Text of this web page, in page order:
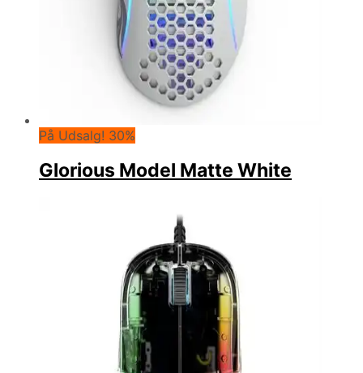
På Udsalg! 30%
Glorious Model Matte White